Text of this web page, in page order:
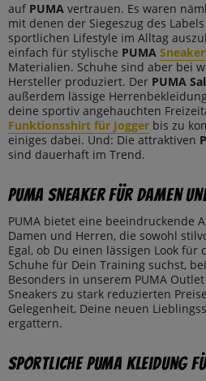
auf PUMA vertrauen. Es waren
mit denen der Siegeszug des
sportlichen Lifestyle im Alltag
einfach für stylische PUMA Sneaker
Materialien. Schuhe sind aber bei
Hersteller produziert. Der PUMA
außerdem lässige
deine sportiv angehauchten
Funktionsshirt für Jogger bis zu
einiges dabei. Und: Die attraktiven
sind dauerhaft im Trend.
PUMA Sneaker für Damen
PUMA bietet eine beeindruckende
Damen und Herren, die sowohl
Egal, ob Du einen lässigen Look
Schuhe für Dein Training suchst,
Besonders in unserem PUMA
Sneakers zu stark reduzierten
Gelegenheit, Deine neuen
ergattern.
Sportliche PUMA Kleidung